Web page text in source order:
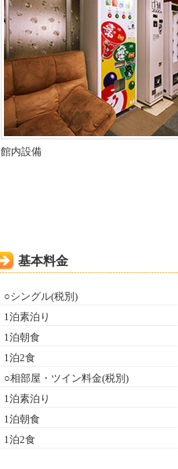
館内設備
基本料金
○シングル(税別)
1泊素泊り
1泊朝食
1泊2食
○相部屋・ツイン料金(税別)
1泊素泊り
1泊朝食
1泊2食